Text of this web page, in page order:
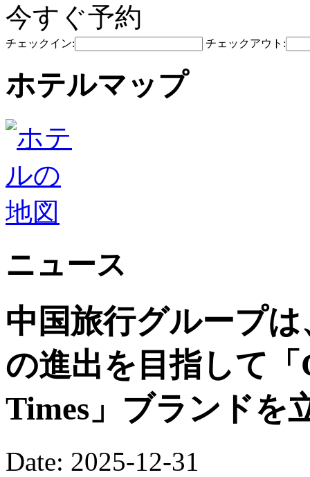
今すぐ予約
チェックイン: チェックアウト:
ホテルマップ
ニュース
中国旅行グループ
の進出を目指して
Times」ブランドを
Date: 2025-12-31